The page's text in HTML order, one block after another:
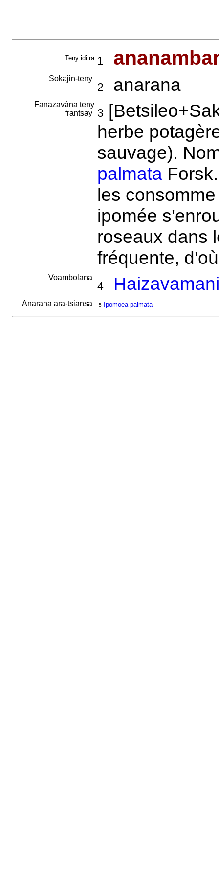
Teny iditra 1
Sokajin-teny
2 anarana
Fanazavàna teny
frantsay
3
herbe
sauvage).
palmataForsk.
les
ipomée
roseaux dans
fréquente,
Voambolana
4
Anarana ara-tsiansa 5 Ipomoea palmata